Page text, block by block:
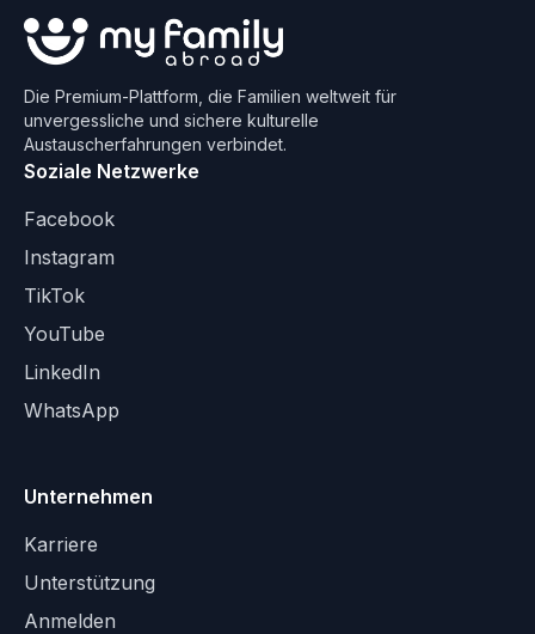
Die Premium-Plattform, die Familien weltweit für
unvergessliche und sichere kulturelle
Austauscherfahrungen verbindet.
Soziale Netzwerke
Facebook
Instagram
TikTok
YouTube
LinkedIn
WhatsApp
Unternehmen
Karriere
Unterstützung
Anmelden